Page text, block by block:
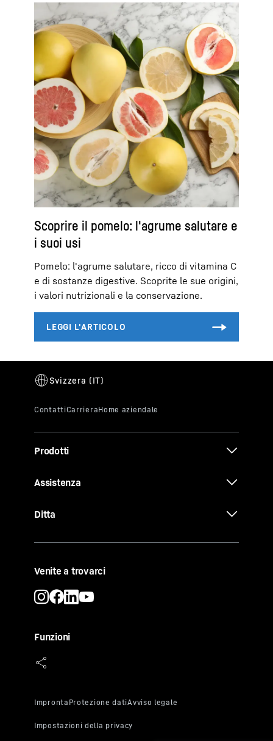
Scoprire il pomelo: l'agrume salutare e
i suoi usi
Pomelo: l'agrume salutare, ricco di vitamina C
e di sostanze digestive. Scoprite le sue origini,
i valori nutrizionali e la conservazione.
Prodotti
Assistenza
Ditta
Venite a trovarci
Funzioni